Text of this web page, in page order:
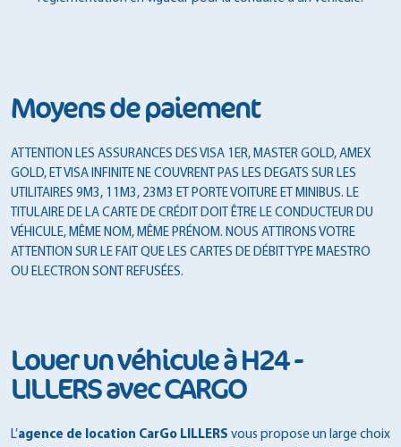
Moyens de paiement
ATTENTION LES ASSURANCES DES VISA 1ER, MASTER GOLD, AMEX
GOLD, ET VISA INFINITE NE COUVRENT PAS LES DEGATS SUR LES
UTILITAIRES 9M3, 11M3, 23M3 ET PORTE VOITURE ET MINIBUS. LE
TITULAIRE DE LA CARTE DE CRÉDIT DOIT ÊTRE LE CONDUCTEUR DU
VÉHICULE, MÊME NOM, MÊME PRÉNOM. NOUS ATTIRONS VOTRE
ATTENTION SUR LE FAIT QUE LES CARTES DE DÉBIT TYPE MAESTRO
OU ELECTRON SONT REFUSÉES.
Louer un véhicule à H24 -
LILLERS avec CARGO
L’agence de location CarGo LILLERS vous propose un large choix